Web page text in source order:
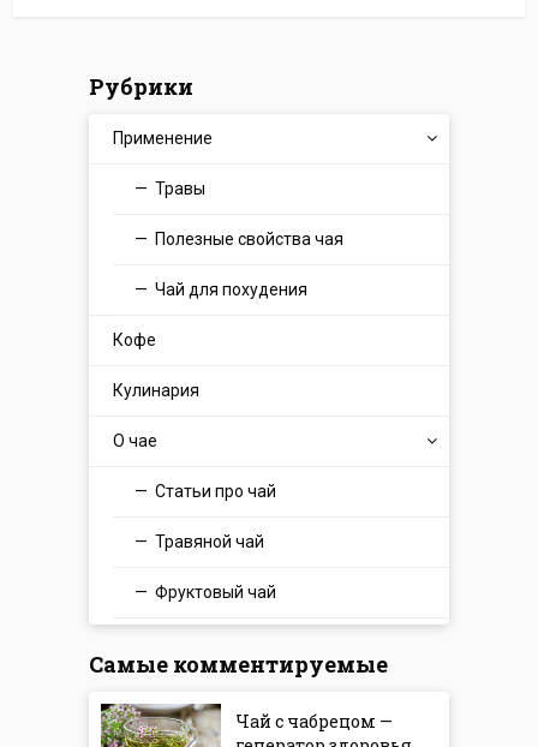
Рубрики
Применение
Травы
Полезные свойства чая
Чай для похудения
Кофе
Кулинария
О чае
Статьи про чай
Травяной чай
Фруктовый чай
Самые комментируемые
Чай с чабрецом —